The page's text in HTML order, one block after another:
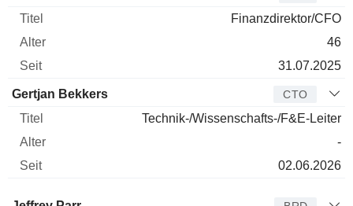
Finanzdirektor/CFO
46
31.07.2025
Gertjan Bekkers CTO
Technik-/Wissenschafts-/F&E-Leiter
-
02.06.2026